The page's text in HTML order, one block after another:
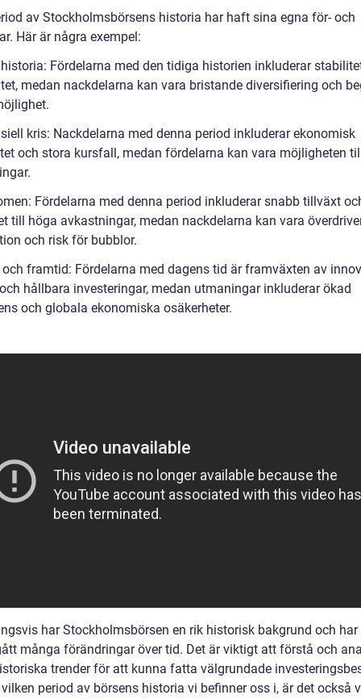
av Stockholmsbörsens historia har haft sina egna för- och
Här är några exempel:
Fördelarna med den tidiga historien inkluderar
medan nackdelarna kan vara bristande diversifiering och
kris: Nackdelarna med denna period inkluderar ekonomisk
och stora kursfall, medan fördelarna kan vara möjligheten
Fördelarna med denna period inkluderar snabb tillväxt
till höga avkastningar, medan nackdelarna kan vara
och risk för bubblor.
framtid: Fördelarna med dagens tid är framväxten av
hållbara investeringar, medan utmaningar inkluderar ökad
och globala ekonomiska osäkerheter.
har Stockholmsbörsen en rik historisk bakgrund och har
många förändringar över tid. Det är viktigt att förstå och
trender för att kunna fatta välgrundade
period av börsens historia vi befinner oss i, är det också